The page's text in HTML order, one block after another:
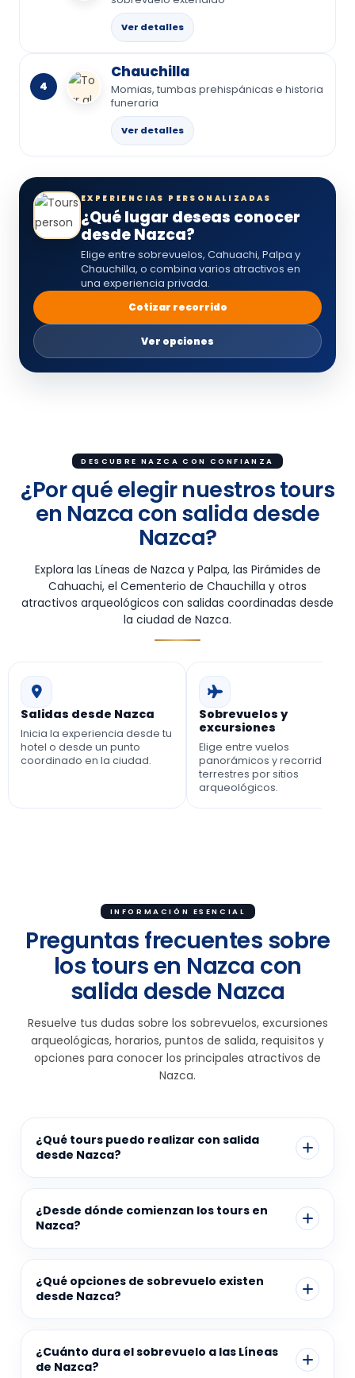
Ver detalles
4
Chauchilla
Momias, tumbas prehispánicas e historia
funeraria
Ver detalles
EXPERIENCIAS PERSONALIZADAS
¿Qué lugar deseas conocer
desde Nazca?
Elige entre sobrevuelos, Cahuachi, Palpa y
Chauchilla, o combina varios atractivos en
una experiencia privada.
Cotizar recorrido
Ver opciones
DESCUBRE NAZCA CON CONFIANZA
¿Por qué elegir nuestros tours
en Nazca con salida desde
Nazca?
Explora las Líneas de Nazca y Palpa, las Pirámides de
Cahuachi, el Cementerio de Chauchilla y otros
atractivos arqueológicos con salidas coordinadas desde
la ciudad de Nazca.
Salidas desde Nazca
Inicia la experiencia desde tu
hotel o desde un punto
coordinado en la ciudad.
Sobrevuelos y
excursiones
Elige entre vuelos
panorámicos y recorridos
terrestres por sitios
arqueológicos.
INFORMACIÓN ESENCIAL
Preguntas frecuentes sobre
los tours en Nazca con
salida desde Nazca
Resuelve tus dudas sobre los sobrevuelos, excursiones
arqueológicas, horarios, puntos de salida, requisitos y
opciones para conocer los principales atractivos de
Nazca.
¿Qué tours puedo realizar con salida
desde Nazca?
¿Desde dónde comienzan los tours en
Nazca?
¿Qué opciones de sobrevuelo existen
desde Nazca?
¿Cuánto dura el sobrevuelo a las Líneas
de Nazca?